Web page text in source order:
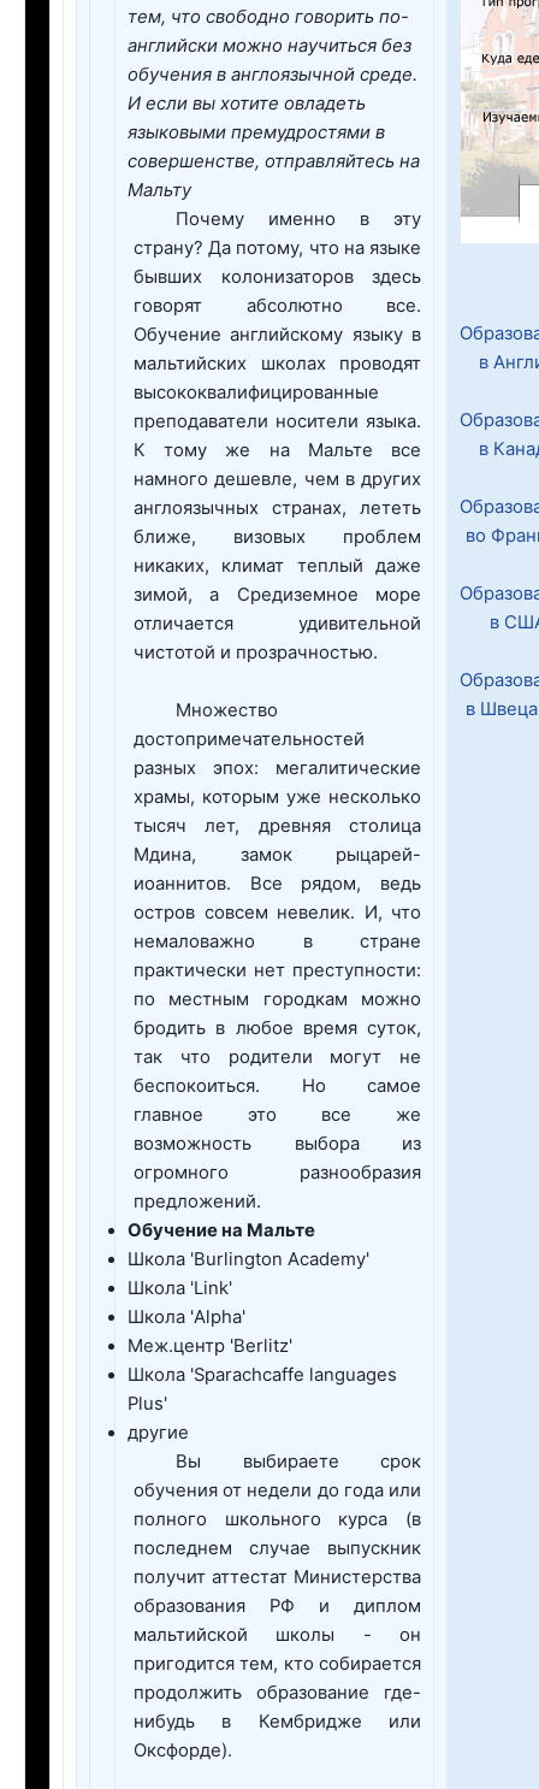
тем, что свободно говорить по-
английски можно научиться без
обучения в англоязычной среде.
И если вы хотите овладеть
языковыми премудростями в
совершенстве, отправляйтесь на
Мальту
Почему именно в эту
страну? Да потому, что на языке
бывших колонизаторов здесь
говорят абсолютно все.
Обучение английскому языку в
мальтийских школах проводят
высококвалифицированные
преподаватели носители языка.
К тому же на Мальте все
намного дешевле, чем в других
англоязычных странах, лететь
ближе, визовых проблем
никаких, климат теплый даже
зимой, а Средиземное море
отличается удивительной
чистотой и прозрачностью.
Множество
достопримечательностей
разных эпох: мегалитические
храмы, которым уже несколько
тысяч лет, древняя столица
Мдина, замок рыцарей-
иоаннитов. Все рядом, ведь
остров совсем невелик. И, что
немаловажно в стране
практически нет преступности:
по местным городкам можно
бродить в любое время суток,
так что родители могут не
беспокоиться. Но самое
главное это все же
возможность выбора из
огромного разнообразия
предложений.
Обучение на Мальте
Школа 'Burlington Academy'
Школа 'Link'
Школа 'Alpha'
Меж.центр 'Berlitz'
Школа 'Sparachcaffe languages
Plus'
другие
Вы выбираете срок
обучения от недели до года или
полного школьного курса (в
последнем случае выпускник
получит аттестат Министерства
образования РФ и диплом
мальтийской школы - он
пригодится тем, кто собирается
продолжить образование где-
нибудь в Кембридже или
Оксфорде).
в
в
во
в
в